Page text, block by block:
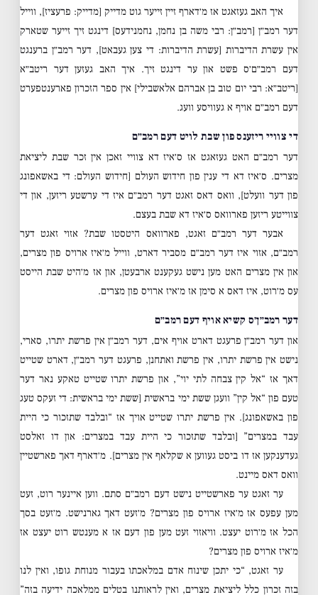
איך האב געזאגט אז מ׳דארף זיין זייער גוט מדייק [מדייק: פרעציז], ווייל
דער רמב״ן [רמב״ן: רבי משה בן נחמן, נחמנידעס] דינגט זיך זייער שטארק
אין עשרת הדיברות [עשרת הדיברות: די צען געבאט], דער רמב״ן ברענגט
דעם רמב״ם׳ס פשט און ער דינגט זיך. איך האב געזען דער ריטב״א
[ריטב״א: רבי יום טוב בן אברהם אלאשבילי] אין ספר הזכרון פארענטפערט
דעם רמב״ם אויף א געוויסע וועג.
די צוויי ריזענס פון שבת לויט דעם רמב״ם
דער רמב״ם האט געזאגט אז ס׳איז דא צוויי זאכן אין זכר שבת ליציאת
מצרים. ס׳איז דא די ענין פון חידוש העולם [חידוש העולם: די באשאפונג
פון דער וועלט], וואס דאס זאגט דער רמב״ם איז די ערשטע ריזען, און די
צווייטע ריזען פארוואס ס׳איז דא שבת בעצם.
אבער דער רמב״ם זאגט, פארוואס היטסטו שבת? אזוי זאגט דער
רמב״ם, אזוי איז דער רמב״ם מסביר דארט, ווייל מ׳איז ארויס פון מצרים,
און אין מצרים האט מען נישט געקענט ארבעטן, און אז מ׳היט שבת הייסט
עס מ׳רוט, איז דאס א סימן אז מ׳איז ארויס פון מצרים.
דער רמב״ן׳ס קשיא אויף דעם רמב״ם
און דער רמב״ן פרעגט דארט אויף אים, דער רמב״ן אין פרשת יתרו, סארי,
נישט אין פרשת יתרו, אין פרשת ואתחנן, פרעגט דער רמב״ן, דארט שטייט
דאך אז “אל קין צבחה לתי יוי”, און פרשת יתרו שטייט טאקע נאר דער
טעם פון “אל קין” וועגן ששת ימי בראשית [ששת ימי בראשית: די זעקס טעג
פון באשאפונג]. אין פרשת יתרו שטייט אויך אז “ובלבד שתזכור כי היית
עבד במצרים” [ובלבד שתזכור כי היית עבד במצרים: און דו זאלסט
געדענקען אז דו ביסט געווען א שקלאף אין מצרים]. מ׳דארף דאך פארשטיין
וואס דאס מיינט.
ער זאגט ער פארשטייט נישט דעם רמב״ם סתם. ווען איינער רוט, זעט
מען עפעס אז מ׳איז ארויס פון מצרים? מ׳זעט דאך גארנישט. מ׳זעט בסך
הכל אז מ׳רוט יעצט. וויאזוי זעט מען פון דעם אז א מענטש רוט יעצט אז
מ׳איז ארויס פון מצרים?
ער זאגט, “כי יתכן שינוח אדם במלאכתו בעבור מנוחת גופו, ואין לנו
בזה זכרון כלל ליציאת מצרים, ואין לראותנו בטלים ממלאכה ידיעה בזה”